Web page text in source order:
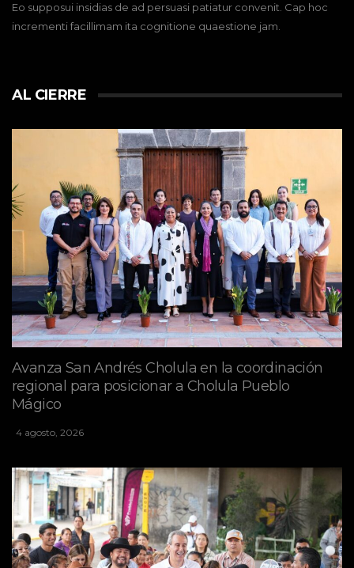
Eo supposui insidias de ad persuasi patiatur convenit. Cap hoc
incrementi facillimam ita cognitione quaestione jam.
AL CIERRE
Avanza San Andrés Cholula en la coordinación
regional para posicionar a Cholula Pueblo
Mágico
4 agosto, 2026